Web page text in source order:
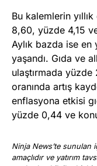
Bu kalemlerin
8,60, yüzde 4,15
Aylık bazda ise en
yaşandı. Gıda ve
ulaştırmada
oranında artış
enflasyona etkisi
yüzde 0,44 ve
Ninja News’te sunulan
amaçlıdır ve yatırım